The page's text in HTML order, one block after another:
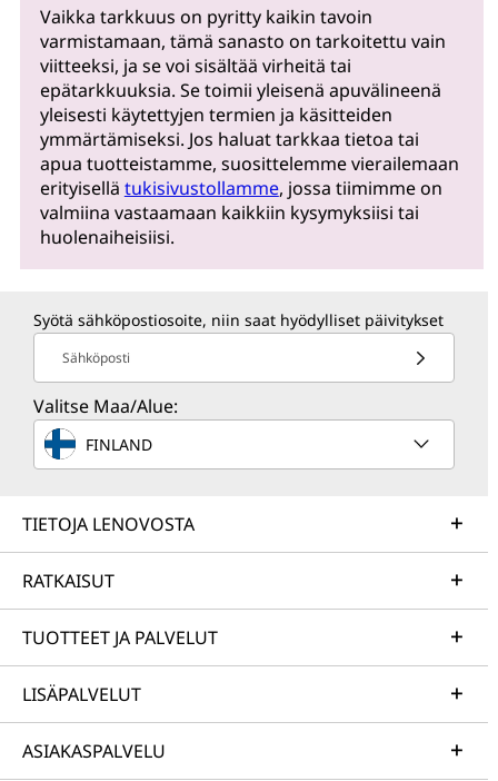
Vaikka tarkkuus on pyritty kaikin tavoin
varmistamaan, tämä sanasto on tarkoitettu vain
viitteeksi, ja se voi sisältää virheitä tai
epätarkkuuksia. Se toimii yleisenä apuvälineenä
yleisesti käytettyjen termien ja käsitteiden
ymmärtämiseksi. Jos haluat tarkkaa tietoa tai
apua tuotteistamme, suosittelemme vierailemaan
erityisellä tukisivustollamme, jossa tiimimme on
valmiina vastaamaan kaikkiin kysymyksiisi tai
huolenaiheisiisi.
Syötä sähköpostiosoite, niin saat hyödylliset päivitykset
Sähköposti
Valitse Maa/Alue:
FINLAND
TIETOJA LENOVOSTA
RATKAISUT
TUOTTEET JA PALVELUT
LISÄPALVELUT
ASIAKASPALVELU